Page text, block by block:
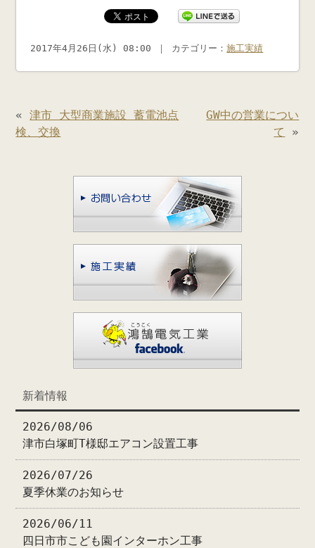
2017年4月26日(水) 08:00 ｜ カテゴリー：施工実績
«津市 大型商業施設 蓄電池点
検、交換
GW中の営業につい
て
»
新着情報
2026/08/06
津市白塚町T様邸エアコン設置工事
2026/07/26
夏季休業のお知らせ
2026/06/11
四日市市こども園インターホン工事